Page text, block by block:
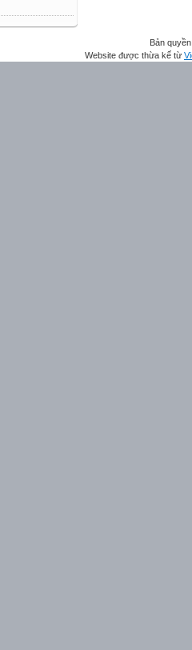
Bản
Website được thừa kế từ